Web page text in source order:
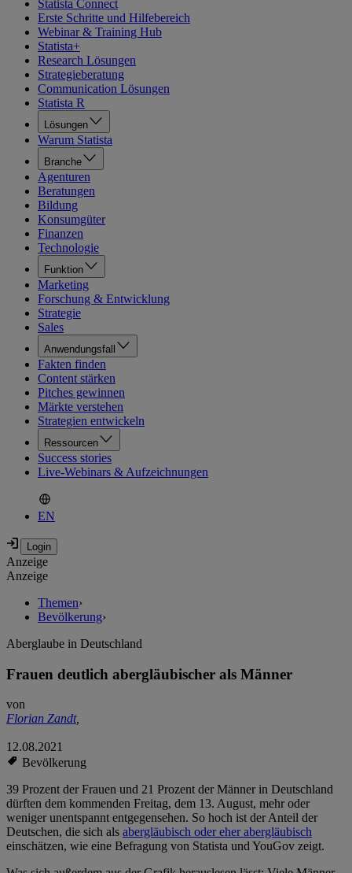
Statista Connect
Erste Schritte und Hilfebereich
Webinar & Training Hub
Statista+
Research Lösungen
Strategieberatung
Communication Lösungen
Statista R
Lösungen
Warum Statista
Branche
Agenturen
Beratungen
Bildung
Konsumgüter
Finanzen
Technologie
Funktion
Marketing
Forschung & Entwicklung
Strategie
Sales
Anwendungsfall
Fakten finden
Content stärken
Pitches gewinnen
Märkte verstehen
Strategien entwickeln
Ressourcen
Success stories
Live-Webinars & Aufzeichnungen
EN
Anzeige
Anzeige
Themen›
Bevölkerung›
Aberglaube in Deutschland
Frauen deutlich abergläubischer als Männer
von
Florian Zandt,
12.08.2021
Bevölkerung
39 Prozent der Frauen und 21 Prozent der Männer in Deutschland
dürften dem kommenden Freitag, dem 13. August, mehr oder
weniger unentspannt entgegensehen. So hoch ist der Anteil der
Deutschen, die sich als abergläubisch oder eher abergläubisch
einschätzen, wie eine Befragung von Statista und YouGov zeigt.